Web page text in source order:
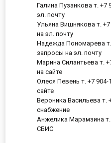
Галина Пузанкова т. +7
эл. почту
Ульяна Вишнякова т.
на эл. почту
Надежда Пономарева т.
запросы на эл. почту
Марина Силантьева т.
на сайте
Олеся Певень т. +7 904-
сайте
Вероника Васильева т.
снабжение
Анжелика Марамзина
СБИС